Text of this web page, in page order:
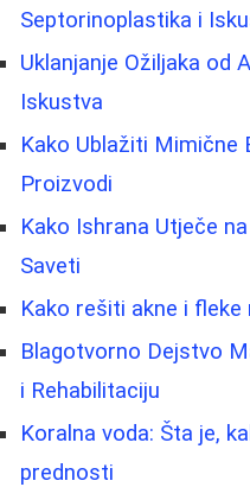
Septorinoplastika i
Uklanjanje Ožiljaka od
Iskustva
Kako Ublažiti Mimične
Proizvodi
Kako Ishrana Utječe
Saveti
Kako rešiti akne i fleke
Blagotvorno Dejstvo
i Rehabilitaciju
Koralna voda: Šta je,
prednosti